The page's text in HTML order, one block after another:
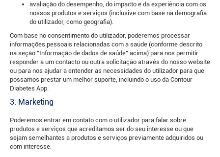
avaliação do desempenho, do impacto e da experiência com os
nossos produtos e serviços (inclusive com base na demografia
do utilizador, como geografia).
Com base no consentimento do utilizador, poderemos processar
informações pessoais relacionadas com a saúde (conforme descrito
na seção "Informação de dados de saúde" acima) para nos permitir
responder a um contacto ou outra solicitação através do nosso website
ou para nos ajudar a entender as necessidades do utilizador para que
possamos prestar um melhor suporte, incluindo o uso da Contour
Diabetes App.
3. Marketing
Poderemos entrar em contato com o utilizador para falar sobre
produtos e serviços que acreditamos ser do seu interesse ou que
sejam semelhantes a produtos e serviços previamente adquiridos ou
com interesse.